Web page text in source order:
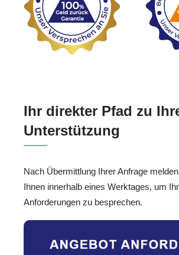
Ihr direkter Pfad zu
Unterstützung
Nach Übermittlung Ihrer Anfrage
Ihnen innerhalb eines Werktages, um
Anforderungen zu besprechen.